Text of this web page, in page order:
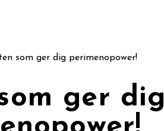
som ger dig perimenopower!
ger dig